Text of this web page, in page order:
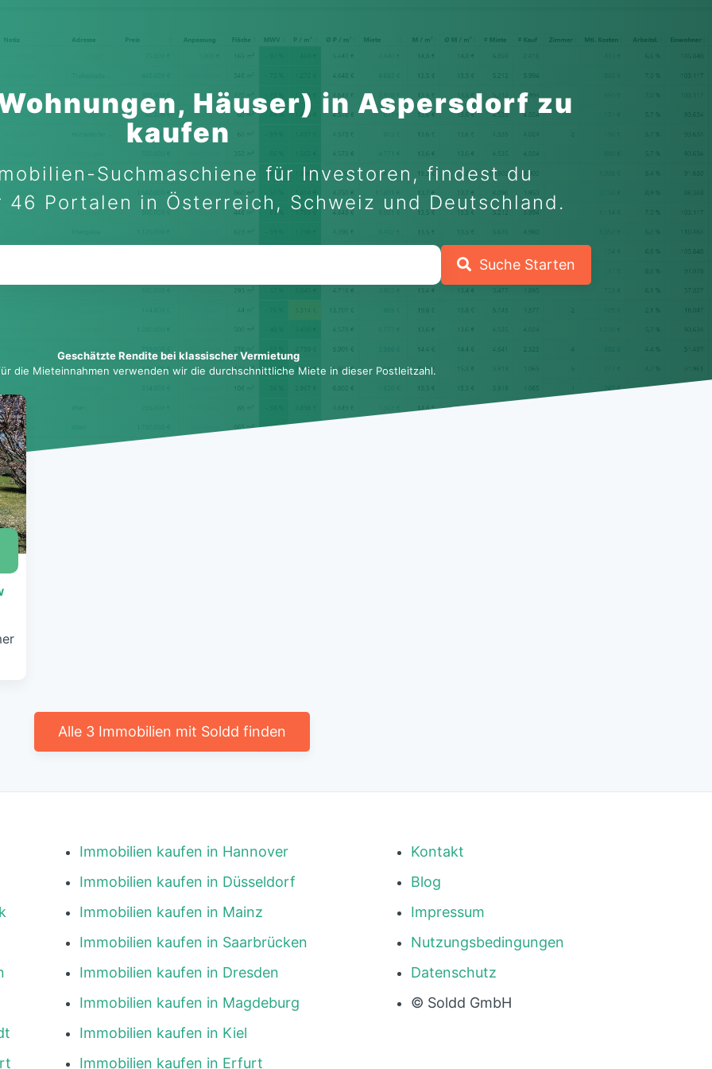
Häuser) in Aspersdorf zu
kaufen
Suchmaschiene für Investoren, findest du
46 Portalen in Österreich, Schweiz und Deutschland.
Suche Starten
Geschätzte Rendite bei klassischer Vermietung
die Mieteinnahmen verwenden wir die durchschnittliche Miete in dieser Postleitzahl.
Alle 3 Immobilien mit Soldd finden
Immobilien kaufen in Hannover
Immobilien kaufen in Düsseldorf
Immobilien kaufen in Mainz
Immobilien kaufen in Saarbrücken
Immobilien kaufen in Dresden
Immobilien kaufen in Magdeburg
Immobilien kaufen in Kiel
Immobilien kaufen in Erfurt
Kontakt
Blog
Impressum
Nutzungsbedingungen
Datenschutz
© Soldd GmbH